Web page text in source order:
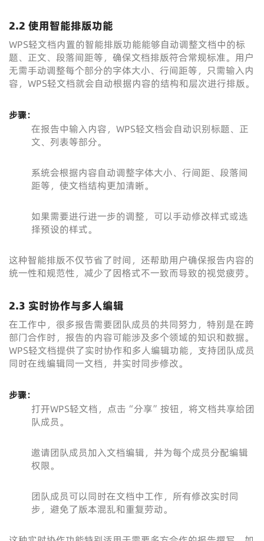
2.2 使用智能排版功能
WPS轻文档内置的智能排版功能能够自动调整文档中的标
题、正文、段落间距等，确保文档排版符合常规标准。用户
无需手动调整每个部分的字体大小、行间距等，只需输入内
容，WPS轻文档就会自动根据内容的结构和层次进行排版。
步骤：
在报告中输入内容，WPS轻文档会自动识别标题、正
文、列表等部分。
系统会根据内容自动调整字体大小、行间距、段落间
距等，使文档结构更加清晰。
如果需要进行进一步的调整，可以手动修改样式或选
择预设的样式。
这种智能排版不仅节省了时间，还帮助用户确保报告内容的
统一性和规范性，减少了因格式不一致而导致的视觉疲劳。
2.3 实时协作与多人编辑
在工作中，很多报告需要团队成员的共同努力，特别是在跨
部门合作时，报告的内容可能涉及多个领域的知识和数据。
WPS轻文档提供了实时协作和多人编辑功能，支持团队成员
同时在线编辑同一文档，并实时同步修改。
步骤：
打开WPS轻文档，点击“分享”按钮，将文档共享给团
队成员。
邀请团队成员加入文档编辑，并为每个成员分配编辑
权限。
团队成员可以同时在文档中工作，所有修改实时同
步，避免了版本混乱和重复劳动。